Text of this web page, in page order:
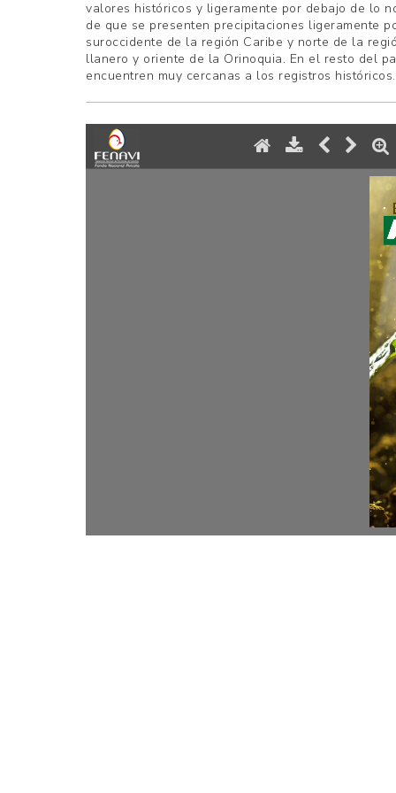
AVICULTORES
DE
COLOMBIA
valores históricos y ligeramente por debajo de lo
de que se presenten precipitaciones ligeramente
suroccidente de la región Caribe y norte de la
llanero y oriente de la Orinoquia. En el resto del
encuentren muy cercanas a los registros históricos.